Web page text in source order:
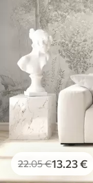
22.05€13 .23€